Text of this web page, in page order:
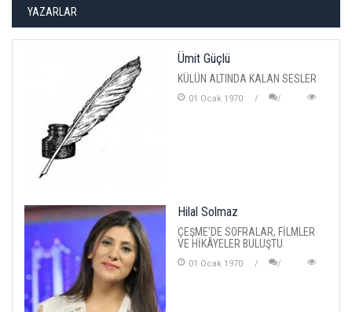
YAZARLAR
Ümit Güçlü
KÜLÜN ALTINDA KALAN SESLER
01 Ocak 1970
Hilal Solmaz
ÇEŞME'DE SOFRALAR, FİLMLER
VE HİKÂYELER BULUŞTU
01 Ocak 1970